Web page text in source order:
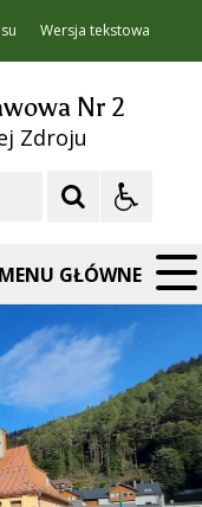
Wersja tekstowa
Nr 2
Zdroju
MENU GŁÓWNE